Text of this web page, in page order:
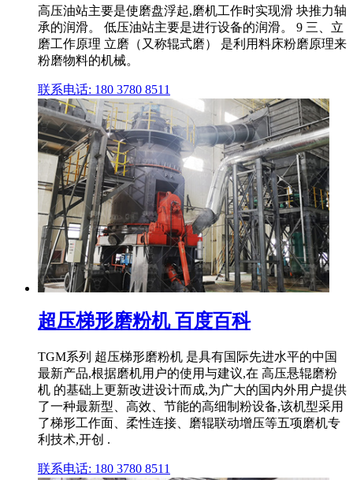
高压油站主要是使磨盘浮起,磨机工作时实现滑 块推力轴
承的润滑。 低压油站主要是进行设备的润滑。 9 三、立
磨工作原理 立磨（又称辊式磨） 是利用料床粉磨原理来
粉磨物料的机械。
联系电话: 180 3780 8511
超压梯形磨粉机 百度百科
TGM系列 超压梯形磨粉机 是具有国际先进水平的中国
最新产品,根据磨机用户的使用与建议,在 高压悬辊磨粉
机 的基础上更新改进设计而成,为广大的国内外用户提供
了一种最新型、高效、节能的高细制粉设备,该机型采用
了梯形工作面、柔性连接、磨辊联动增压等五项磨机专
利技术,开创 .
联系电话: 180 3780 8511